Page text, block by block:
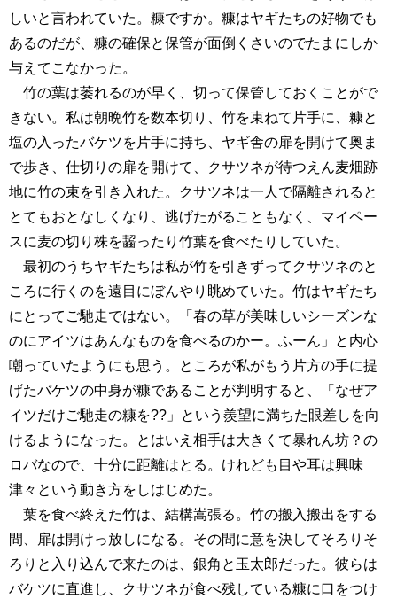
しいと言われていた。糠ですか。糠はヤギたちの好物でも
あるのだが、糠の確保と保管が面倒くさいのでたまにしか
与えてこなかった。
竹の葉は萎れるのが早く、切って保管しておくことがで
きない。私は朝晩竹を数本切り、竹を束ねて片手に、糠と
塩の入ったバケツを片手に持ち、ヤギ舎の扉を開けて奥ま
で歩き、仕切りの扉を開けて、クサツネが待つえん麦畑跡
地に竹の束を引き入れた。クサツネは一人で隔離されると
とてもおとなしくなり、逃げたがることもなく、マイペー
スに麦の切り株を齧ったり竹葉を食べたりしていた。
最初のうちヤギたちは私が竹を引きずってクサツネのと
ころに行くのを遠目にぼんやり眺めていた。竹はヤギたち
にとってご馳走ではない。「春の草が美味しいシーズンな
のにアイツはあんなものを食べるのかー。ふーん」と内心
嘲っていたようにも思う。ところが私がもう片方の手に提
げたバケツの中身が糠であることが判明すると、「なぜア
イツだけご馳走の糠を??」という羨望に満ちた眼差しを向
けるようになった。とはいえ相手は大きくて暴れん坊？の
ロバなので、十分に距離はとる。けれども目や耳は興味
津々という動き方をしはじめた。
葉を食べ終えた竹は、結構嵩張る。竹の搬入搬出をする
間、扉は開けっ放しになる。その間に意を決してそろりそ
ろりと入り込んで来たのは、銀角と玉太郎だった。彼らは
バケツに直進し、クサツネが食べ残している糠に口をつけ